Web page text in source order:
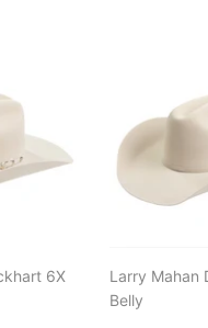
6X
Larry Mahan
Belly